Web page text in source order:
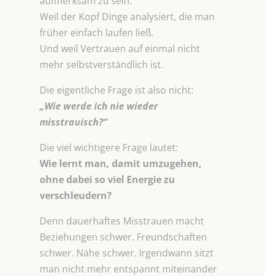
Weil der Kopf Dinge analysiert, die man
früher einfach laufen ließ.
Und weil Vertrauen auf einmal nicht
mehr selbstverständlich ist.
Die eigentliche Frage ist also nicht:
„Wie werde ich nie wieder
misstrauisch?“
Die viel wichtigere Frage lautet:
Wie lernt man, damit umzugehen,
ohne dabei so viel Energie zu
verschleudern?
Denn dauerhaftes Misstrauen macht
Beziehungen schwer. Freundschaften
schwer. Nähe schwer. Irgendwann sitzt
man nicht mehr entspannt miteinander